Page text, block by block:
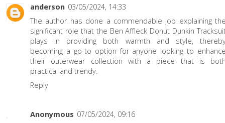
anderson 03/05/2024, 14:33
The author has done a commendable job explaining
significant role that the Ben Affleck Donut Dunkin
plays in providing both warmth and style,
becoming a go-to option for anyone looking to
their outerwear collection with a piece that is
practical and trendy.
Reply
Anonymous 07/05/2024, 09:16